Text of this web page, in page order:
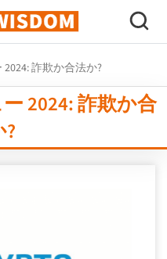
の知恵
詐欺か合法か?
2024: 詐欺か合